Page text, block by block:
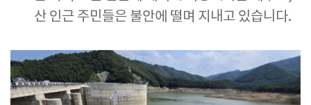
산 인근 주민들은 불안에 떨며 지내고 있습니다.